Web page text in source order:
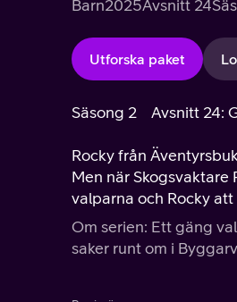
Barn2025Avsnitt 24
Utforska paket
Säsong 2 Avsnitt 24:
Rocky från
Men när
valparna och Rocky
Om serien: Ett gäng
saker runt om i